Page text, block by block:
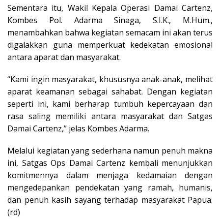
Sementara itu, Wakil Kepala Operasi Damai Cartenz,
Kombes Pol. Adarma Sinaga, S.I.K., M.Hum.,
menambahkan bahwa kegiatan semacam ini akan terus
digalakkan guna memperkuat kedekatan emosional
antara aparat dan masyarakat.
“Kami ingin masyarakat, khususnya anak-anak, melihat
aparat keamanan sebagai sahabat. Dengan kegiatan
seperti ini, kami berharap tumbuh kepercayaan dan
rasa saling memiliki antara masyarakat dan Satgas
Damai Cartenz,” jelas Kombes Adarma.
Melalui kegiatan yang sederhana namun penuh makna
ini, Satgas Ops Damai Cartenz kembali menunjukkan
komitmennya dalam menjaga kedamaian dengan
mengedepankan pendekatan yang ramah, humanis,
dan penuh kasih sayang terhadap masyarakat Papua.
(rd)